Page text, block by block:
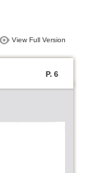
View Full Version
P. 6